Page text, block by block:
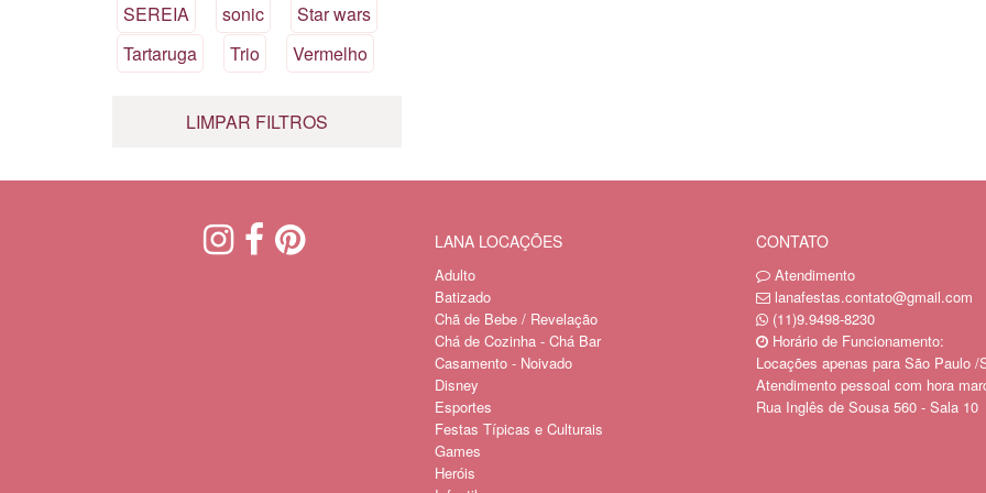
SEREIA
sonic
Star wars
Tartaruga
Trio Vermelho
LIMPAR FILTROS
LANA LOCAÇÕES
Adulto
Batizado
Chã de Bebe / Revelação
Chá de Cozinha - Chá Bar
Casamento - Noivado
Disney
Esportes
Festas Típicas e Culturais
Games
Heróis
CONTATO
Atendimento
lanafestas.contato@gmail.com
(11)9.9498-8230
Horário de Funcionamento:
Locações apenas para São Paulo /
Atendimento pessoal com hora
Rua Inglês de Sousa 560 - Sala 10